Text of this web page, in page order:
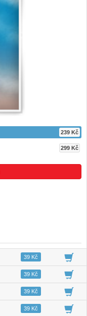
239 Kč
299 Kč
03:1739 Kč
03:1639 Kč
02:5739 Kč
03:1639 Kč